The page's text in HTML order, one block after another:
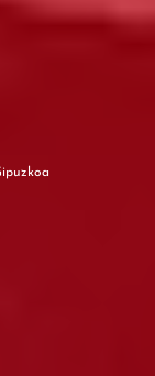
Propiedad Horizontal en Gipuzkoa